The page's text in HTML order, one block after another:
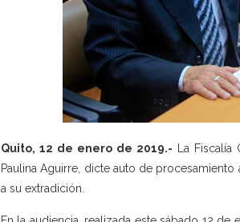
Quito, 12 de enero de 2019.- La
Paulina Aguirre, dicte auto de
a su extradición.